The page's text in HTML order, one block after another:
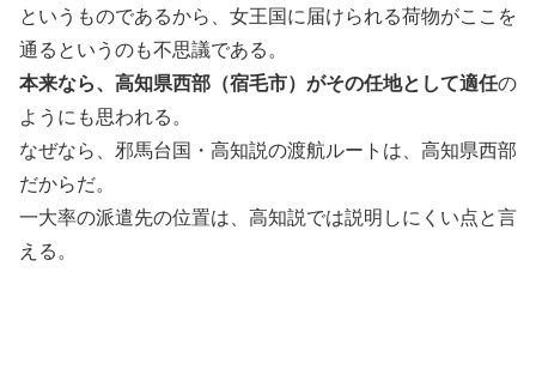
というものであるから、女王国に届けられる荷物がここを
通るというのも不思議である。
本来なら、高知県西部（宿毛市）がその任地として適任の
ようにも思われる。
なぜなら、邪馬台国・高知説の渡航ルートは、高知県西部
だからだ。
一大率の派遣先の位置は、高知説では説明しにくい点と言
える。